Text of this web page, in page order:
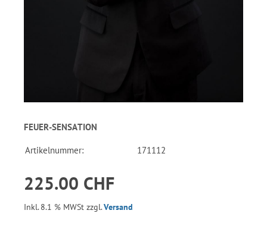
FEUER-SENSATION
Artikelnummer: 171112
225.00 CHF
Inkl. 8.1 % MWSt zzgl.Versand